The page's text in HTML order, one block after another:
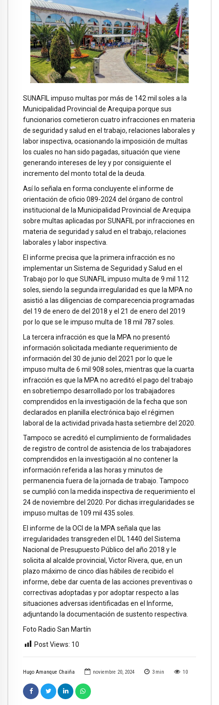
Hugo Amanque Chaiña noviembre 20, 2024 3 min 10
SUNAFIL impuso multas por más de 142 mil soles a la
Municipalidad Provincial de Arequipa porque sus
funcionarios cometieron cuatro infracciones en materia
de seguridad y salud en el trabajo, relaciones laborales y
labor inspectiva, ocasionando la imposición de multas
los cuales no han sido pagadas, situación que viene
generando intereses de ley y por consiguiente el
incremento del monto total de la deuda.
Así lo señala en forma concluyente el informe de
orientación de oficio 089-2024 del órgano de control
institucional de la Municipalidad Provincial de Arequipa
sobre multas aplicadas por SUNAFIL por infracciones en
materia de seguridad y salud en el trabajo, relaciones
laborales y labor inspectiva.
El informe precisa que la primera infracción es no
implementar un Sistema de Seguridad y Salud en el
Trabajo por lo que SUNAFIL impuso multa de 9 mil 112
soles, siendo la segunda irregularidad es que la MPA no
asistió a las diligencias de comparecencia programadas
del 19 de enero de del 2018 y el 21 de enero del 2019
por lo que se le impuso multa de 18 mil 787 soles.
La tercera infracción es que la MPA no presentó
información solicitada mediante requerimiento de
información del 30 de junio del 2021 por lo que le
impuso multa de 6 mil 908 soles, mientras que la cuarta
infracción es que la MPA no acreditó el pago del trabajo
en sobretiempo desarrollado por los trabajadores
comprendidos en la investigación de la fecha que son
declarados en planilla electrónica bajo el régimen
laboral de la actividad privada hasta setiembre del 2020.
Tampoco se acreditó el cumplimiento de formalidades
de registro de control de asistencia de los trabajadores
comprendidos en la investigación al no contener la
información referida a las horas y minutos de
permanencia fuera de la jornada de trabajo. Tampoco
se cumplió con la medida inspectiva de requerimiento el
24 de noviembre del 2020. Por dichas irregularidades se
impuso multas de 109 mil 435 soles.
El informe de la OCI de la MPA señala que las
irregularidades transgreden el DL 1440 del Sistema
Nacional de Presupuesto Público del año 2018 y le
solicita al alcalde provincial, Victor Rivera, que, en un
plazo máximo de cinco días hábiles de recibido el
informe, debe dar cuenta de las acciones preventivas o
correctivas adoptadas y por adoptar respecto a las
situaciones adversas identificadas en el Informe,
adjuntando la documentación de sustento respectiva.
Foto Radio San Martín
Post Views: 10